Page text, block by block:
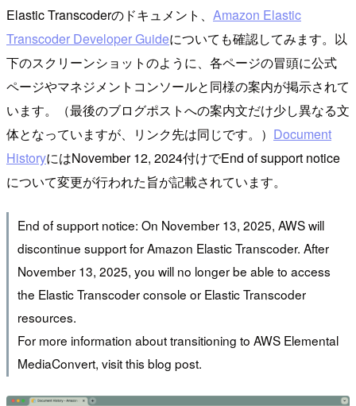
Elastic Transcoderのドキュメント、 Amazon Elastic
Transcoder Developer Guideについても確認してみます。以
下のスクリーンショットのように、各ページの冒頭に公式
ページやマネジメントコンソールと同様の案内が掲示されて
います。（最後のブログポストへの案内文だけ少し異なる文
体となっていますが、リンク先は同じです。） Document
HistoryにはNovember 12, 2024付けでEnd of support notice
について変更が行われた旨が記載されています。
End of support notice: On November 13, 2025, AWS will
discontinue support for Amazon Elastic Transcoder. After
November 13, 2025, you will no longer be able to access
the Elastic Transcoder console or Elastic Transcoder
resources.
For more information about transitioning to AWS Elemental
MediaConvert, visit this blog post.